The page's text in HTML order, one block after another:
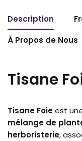
Description
À Propos de Nous
Tisane
Tisane Foieest
mélange de
herboristerie,